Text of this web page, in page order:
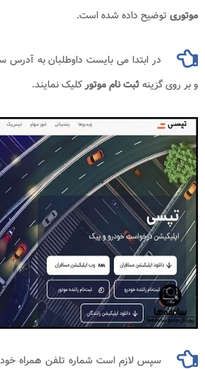
موتوری توضیح داده شده است.
در ابتدا می بایست داوطلبان به
و بر رویگزینهثبت نام موتورکلیک نمایند.
سپس لازم است شماره تلفن همراه خود